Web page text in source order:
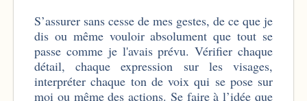
S’assurer sans cesse de mes gestes, de ce que je
dis ou même vouloir absolument que tout se
passe comme je l'avais prévu. Vérifier chaque
détail, chaque expression sur les visages,
interpréter chaque ton de voix qui se pose sur
moi ou même des actions. Se faire à l’idée que